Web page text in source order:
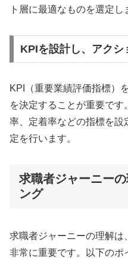
ト層に最適なものを選定し
KPIを設計し、アクシ
KPI（重要業績評価指標）
を決定することが重要で
率、定着率などの指標を
定を行います。
求職者ジャーニー
ング
求職者ジャーニーの理解は
非常に重要です。以下のポ